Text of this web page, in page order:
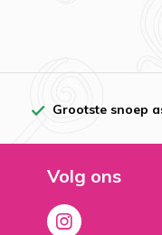
Grootste snoep
Volg ons